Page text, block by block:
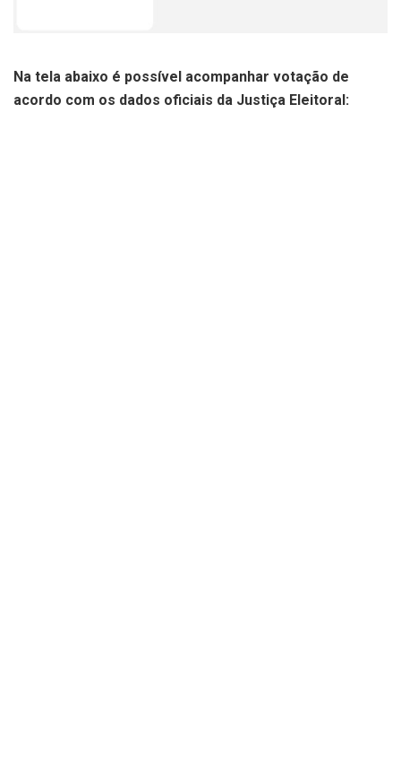
Na tela abaixo é possível acompanhar votação de
acordo com os dados oficiais da Justiça Eleitoral: